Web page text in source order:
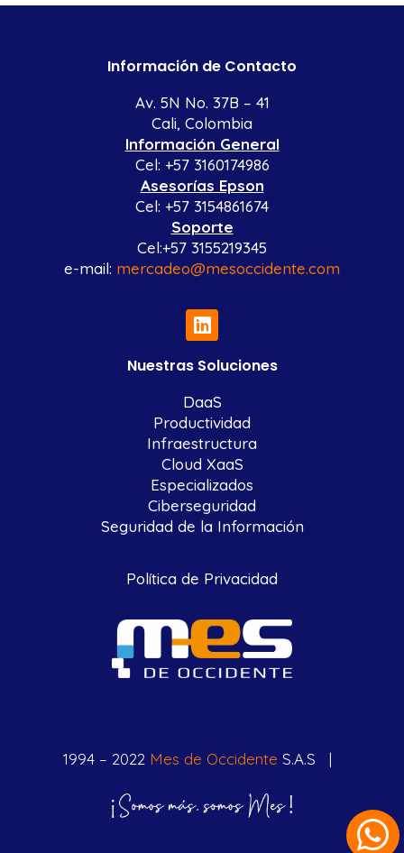
Información de Contacto
Av. 5N No. 37B – 41
Cali, Colombia
Información General
Cel: +57 3160174986
Asesorías Epson
Cel: +57 3154861674
Soporte
Cel:+57 3155219345
e-mail: mercadeo@mesoccidente.com
Nuestras Soluciones
DaaS
Productividad
Infraestructura
Cloud XaaS
Especializados
Ciberseguridad
Seguridad de la Información
Política de Privacidad
1994 – 2022 Mes de Occidente S.A.S |